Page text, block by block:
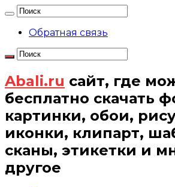
Обратная связь
Abali.ru сайт, где
бесплатно скачать
картинки, обои,
иконки, клипарт,
сканы, этикетки и
другое